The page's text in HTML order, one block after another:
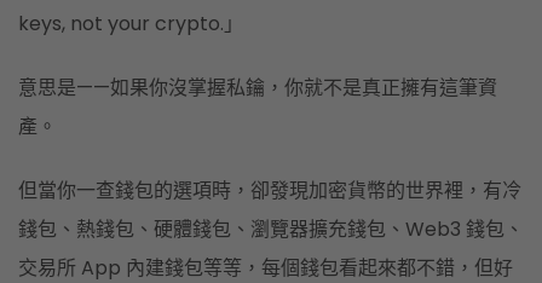
keys, not your crypto.」
意思是——如果你沒掌握私鑰，你就不是真正擁有這筆資
產。
但當你一查錢包的選項時，卻發現加密貨幣的世界裡，有冷
錢包、熱錢包、硬體錢包、瀏覽器擴充錢包、Web3 錢包、
交易所 App 內建錢包等等，每個錢包看起來都不錯，但好